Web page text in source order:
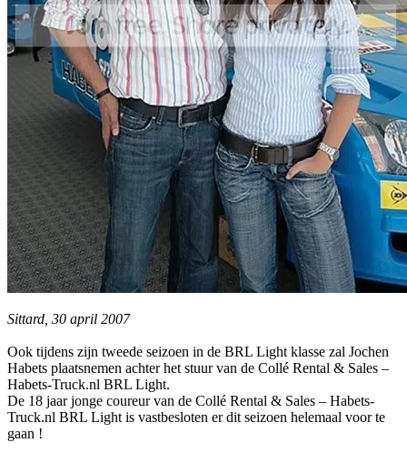
Sittard, 30 april 2007
Ook tijdens zijn tweede seizoen in de BRL Light klasse zal Jochen
Habets plaatsnemen achter het stuur van de Collé Rental & Sales –
Habets-Truck.nl BRL Light.
De 18 jaar jonge coureur van de Collé Rental & Sales – Habets-
Truck.nl BRL Light is vastbesloten er dit seizoen helemaal voor te
gaan !